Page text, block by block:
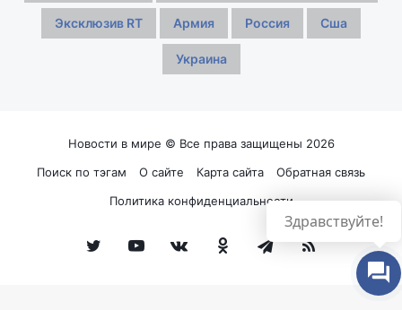
Эксклюзив RT Армия Россия Сша
Украина
Новости в мире © Все права защищены 2026
Поиск по тэгам
О сайте Карта сайта
Обратная связь
Политика конфиденциальности
TwitterYouTubevk.comОдноклассники
Telegram
RSS
Здравствуйте!